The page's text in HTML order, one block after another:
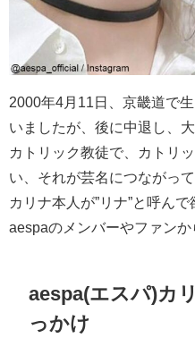
2000年4月11日、 京畿道で
いましたが 、後に中退し、
カトリック教徒で、カトリ
い、それが芸名につながって
カリナ本人が”リナ”と呼んで
aespaのメンバーやファンか
aespa(エスパ)カ
っかけ